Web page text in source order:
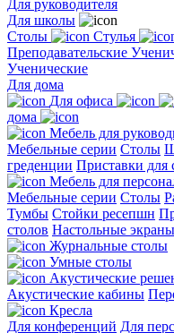
Для руководителя
Для школы
Столы
Стулья
Преподавательские
Ученические
Для дома
Для офиса
дома
Мебель для
Мебельные серии Столы
греденции Приставки для
Мебель для
Мебельные серии Столы
Тумбы Стойки ресепшн
столов Настольные экраны
Журнальные столы
Умные столы
Акустические
Акустические кабины
Кресла
Для конференций Для